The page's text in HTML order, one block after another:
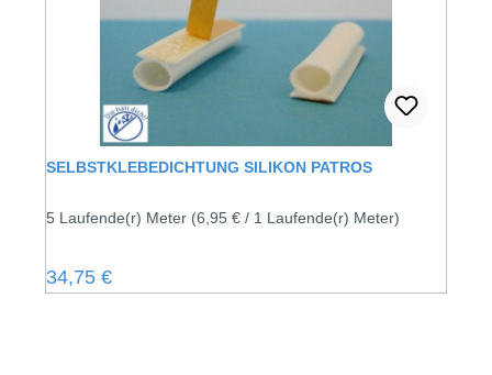
SELBSTKLEBEDICHTUNG SILIKON PATROS
5 Laufende(r) Meter (6,95 € / 1 Laufende(r) Meter)
Regulärer Preis:
34,75 €